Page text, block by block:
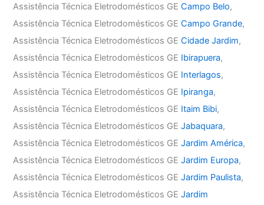
Assistência Técnica Eletrodomésticos GECampo Belo,
Assistência Técnica Eletrodomésticos GECampo Grande,
Assistência Técnica Eletrodomésticos GECidade Jardim,
Assistência Técnica Eletrodomésticos GE Ibirapuera,
Assistência Técnica Eletrodomésticos GE Interlagos,
Assistência Técnica Eletrodomésticos GE Ipiranga,
Assistência Técnica Eletrodomésticos GE Itaim Bibi,
Assistência Técnica Eletrodomésticos GEJabaquara,
Assistência Técnica Eletrodomésticos GEJardim América,
Assistência Técnica Eletrodomésticos GEJardim Europa,
Assistência Técnica Eletrodomésticos GEJardim Paulista,
Assistência Técnica Eletrodomésticos GEJardim